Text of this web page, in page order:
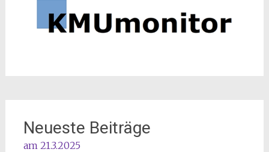
Neueste Beiträge
am 21.3.2025